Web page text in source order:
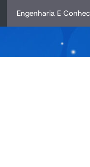
Engenharia E